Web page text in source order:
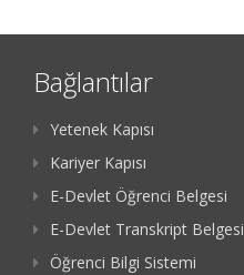
Bağlantılar
Yetenek Kapısı
Kariyer Kapısı
E-Devlet Öğrenci Belgesi
E-Devlet Transkript Belgesi
Öğrenci Bilgi Sistemi